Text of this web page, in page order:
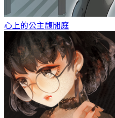
心上的公主馥閒庭